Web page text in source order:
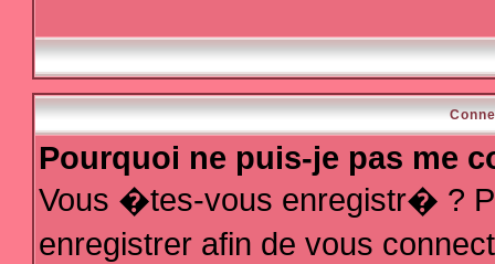
Pourquoi ne puis-je pas me
Vous �tes-vous enregistr� ?
enregistrer afin de vous